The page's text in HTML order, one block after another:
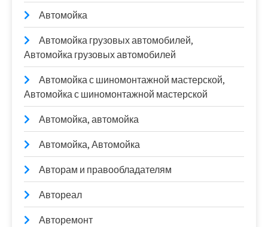
Автомойка
Автомойка грузовых автомобилей,
Автомойка грузовых автомобилей
Автомойка с шиномонтажной мастерской,
Автомойка с шиномонтажной мастерской
Автомойка, автомойка
Автомойка, Автомойка
Авторам и правообладателям
Автореал
Авторемонт